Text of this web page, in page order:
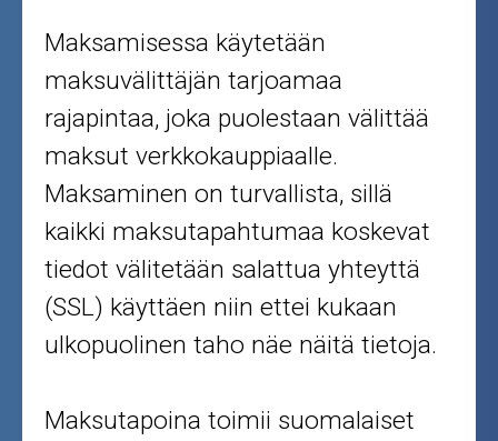
Maksamisessa käytetään
maksuvälittäjän tarjoamaa
rajapintaa, joka puolestaan välittää
maksut verkkokauppiaalle.
Maksaminen on turvallista, sillä
kaikki maksutapahtumaa koskevat
tiedot välitetään salattua yhteyttä
(SSL) käyttäen niin ettei kukaan
ulkopuolinen taho näe näitä tietoja.
Maksutapoina toimii suomalaiset